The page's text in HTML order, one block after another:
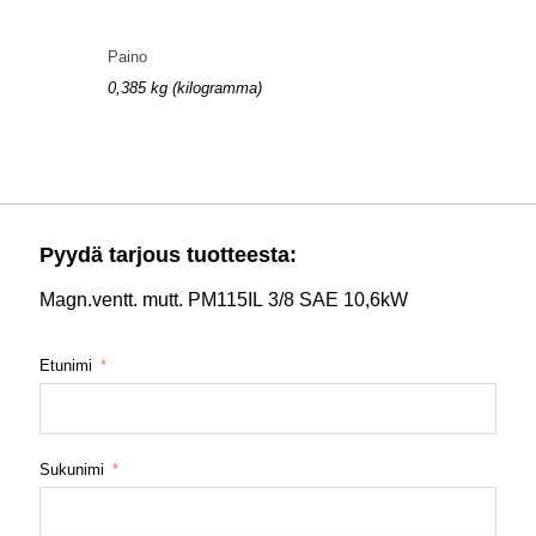
Paino
0,385 kg (kilogramma)
Pyydä tarjous tuotteesta:
Magn.ventt. mutt. PM115IL 3/8 SAE 10,6kW
Etunimi
Sukunimi